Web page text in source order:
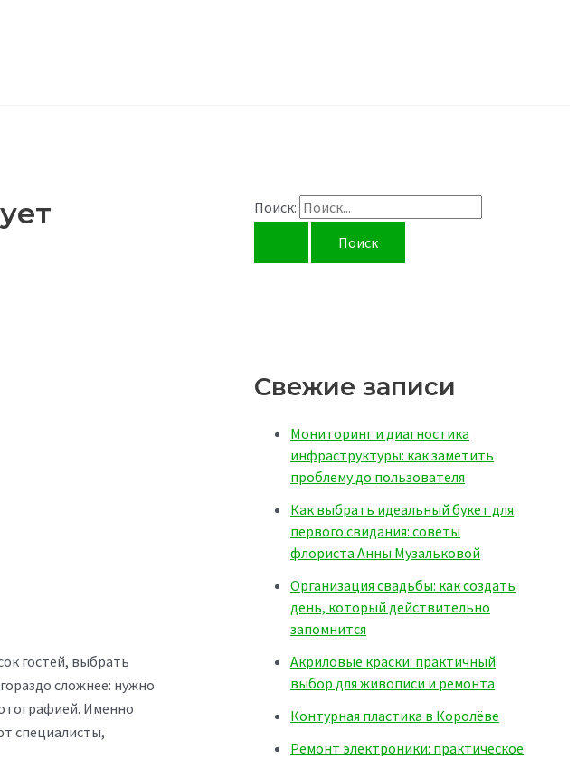
гостей, выбрать
сложнее: нужно
Именно
специалисты,
Поиск:
Свежие записи
Мониторинг и диагностика
инфраструктуры: как заметить
проблему до пользователя
Как выбрать идеальный букет для
первого свидания: советы
флориста Анны Музальковой
Организация свадьбы: как создать
день, который действительно
запомнится
Акриловые краски: практичный
выбор для живописи и ремонта
Контурная пластика в Королёве
Ремонт электроники: практическое